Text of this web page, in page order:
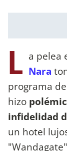
L a pelea
Nara
programa de
hizo
infidelidad
un hotel